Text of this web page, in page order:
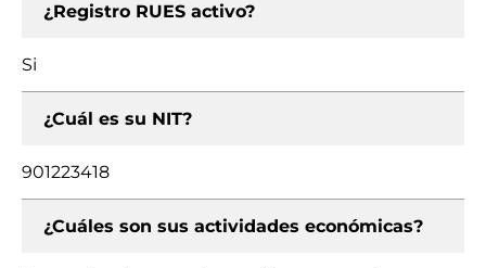
¿Registro RUES activo?
Si
¿Cuál es su NIT?
901223418
¿Cuáles son sus actividades económicas?